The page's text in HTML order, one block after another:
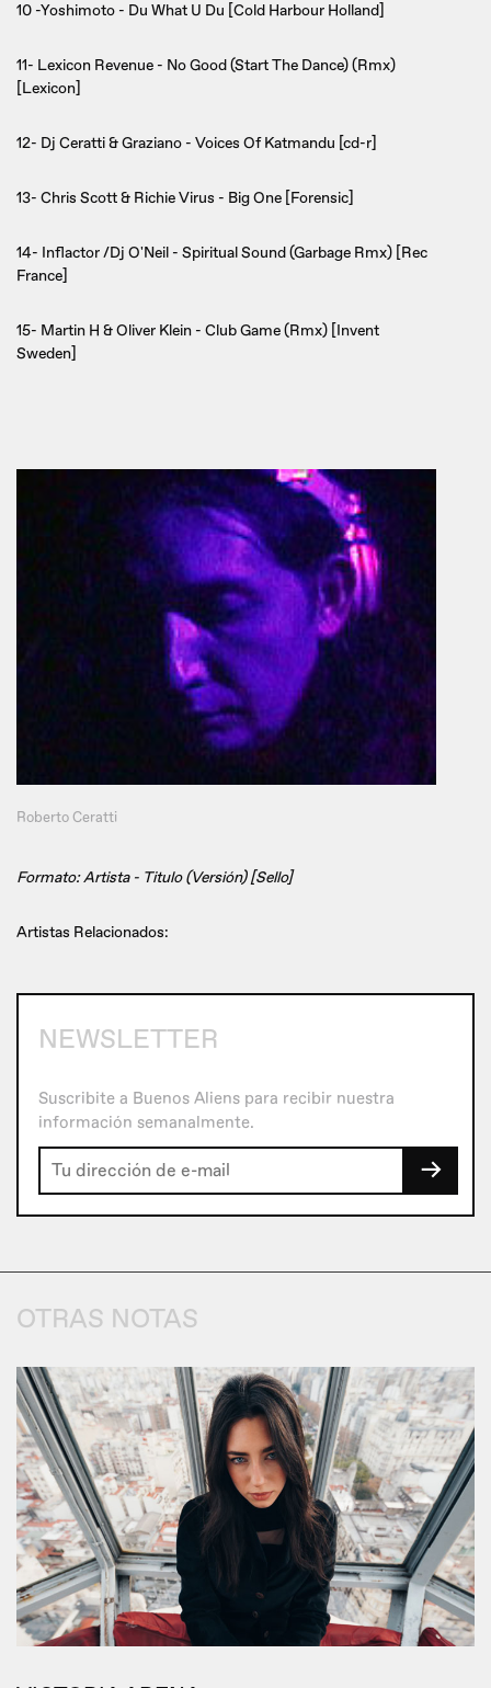
10 -Yoshimoto - Du What U Du [Cold Harbour Holland]
11- Lexicon Revenue - No Good (Start The Dance) (Rmx)
[Lexicon]
12- Dj Ceratti & Graziano - Voices Of Katmandu [cd-r]
13- Chris Scott & Richie Virus - Big One [Forensic]
14- Inflactor /Dj O'Neil - Spiritual Sound (Garbage Rmx) [Rec
France]
15- Martin H & Oliver Klein - Club Game (Rmx) [Invent
Sweden]
Roberto Ceratti
Formato: Artista - Titulo (Versión) [Sello]
Artistas Relacionados:
NEWSLETTER
Suscribite a Buenos Aliens para recibir nuestra
información semanalmente.
→
OTRAS NOTAS